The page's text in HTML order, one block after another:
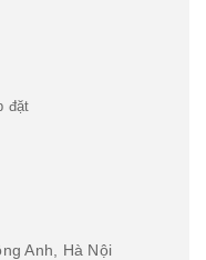
đặt
Anh, Hà Nội